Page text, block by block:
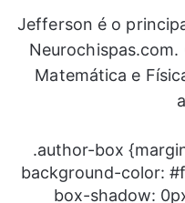
Jefferson é o
Matemática e
.author-box
background-color:
box-shadow: